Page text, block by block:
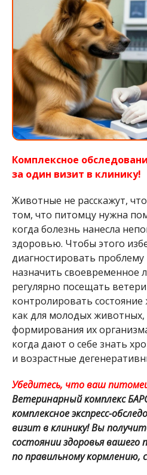
Комплексное
за один визит в клинику!
Животные не расскажут,
том, что питомцу нужна
когда болезнь нанесла
здоровью. Чтобы этого
диагностировать проблему
назначить своевременное
регулярно посещать
контролировать
как для молодых
формирования их
когда дают о себе знать
и возрастные
Убедитесь, что ваш
Ветеринарный комплекс
комплексное экспресс-
визит в клинику! Вы
состоянии здоровья
по правильному кормлению,